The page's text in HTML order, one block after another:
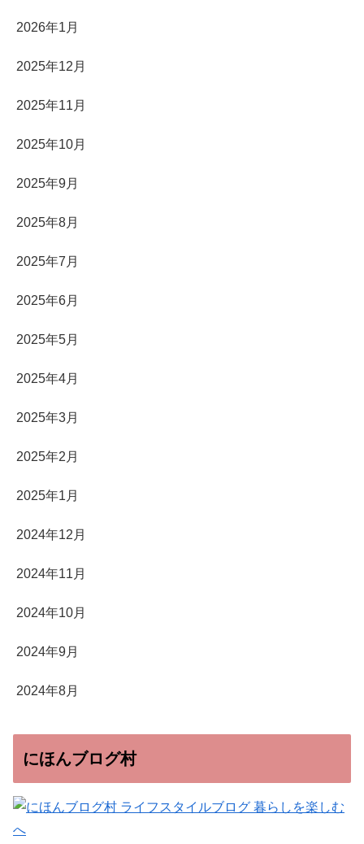
2026年1月
2025年12月
2025年11月
2025年10月
2025年9月
2025年8月
2025年7月
2025年6月
2025年5月
2025年4月
2025年3月
2025年2月
2025年1月
2024年12月
2024年11月
2024年10月
2024年9月
2024年8月
にほんブログ村